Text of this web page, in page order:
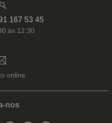
167 53 45
às 12:30
online
nos